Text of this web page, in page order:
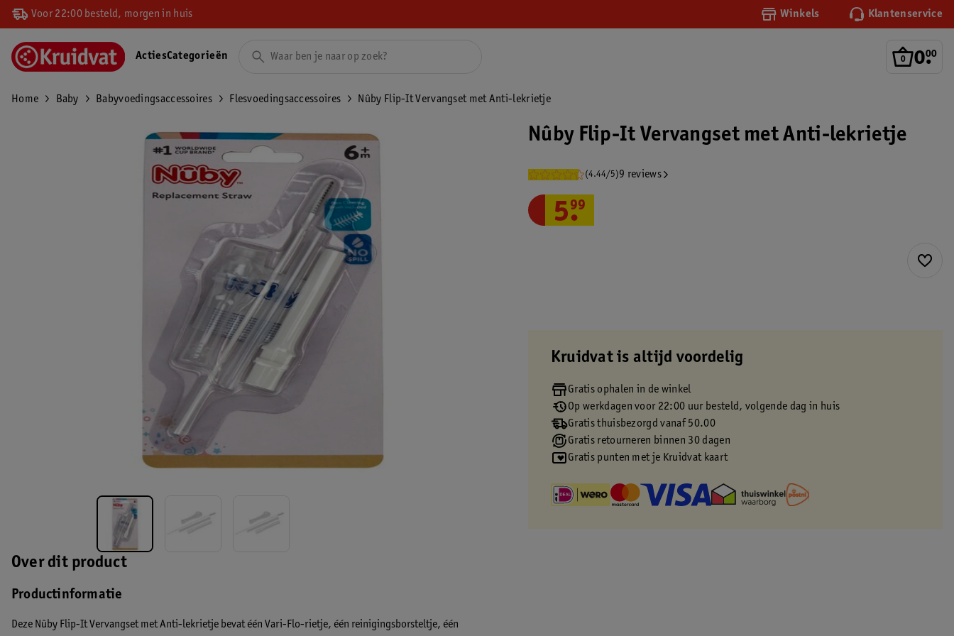
Voor 22:00 besteld, morgen in huis Winkels Klantenservice
0.
00
ActiesCategorieën
Home Baby Babyvoedingsaccessoires Flesvoedingsaccessoires Nûby Flip-It Vervangset met Anti-lekrietje
Over dit product
Productinformatie
Deze Nûby Flip-It Vervangset met Anti-lekrietje bevat één Vari-Flo-rietje, één reinigingsborsteltje, één
Nûby Flip-It Vervangset met Anti-lekrietje
(4.44/5)9 reviews
5.
99
Kruidvat is altijd voordelig
Gratis ophalen in de winkel
Op werkdagen voor 22:00 uur besteld, volgende dag in huis
Gratis thuisbezorgd vanaf 50.00
Gratis retourneren binnen 30 dagen
Gratis punten met je Kruidvat kaart